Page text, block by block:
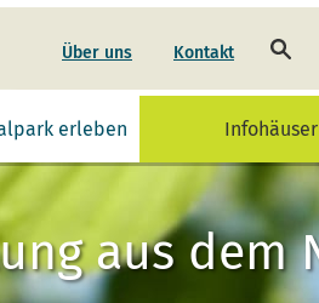
Über uns Kontakt
Gebärdensprache für diesen
erleben
aus dem